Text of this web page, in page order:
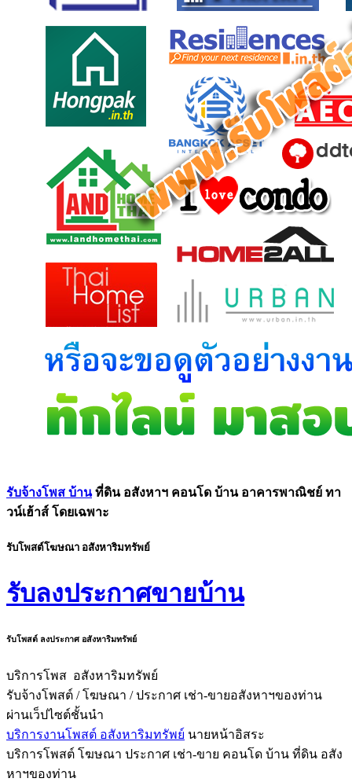
รับจ้างโพส บ้านที่ดิน อสังหาฯ คอนโด บ้าน อาคารพาณิชย์ ทา
วน์เฮ้าส์ โดยเฉพาะ
รับโพสต์โฆษณา อสังหาริมทรัพย์
รับลงประกาศขายบ้าน
รับโพสต์ ลงประกาศ อสังหาริมทรัพย์
บริการโพส อสังหาริมทรัพย์
รับจ้างโพสต์ / โฆษณา / ประกาศ เช่า-ขายอสังหาฯของท่าน
ผ่านเว็ปไซต์ชั้นนำ
บริการงานโพสต์ อสังหาริมทรัพย์ นายหน้าอิสระ
บริการโพสต์ โฆษณา ประกาศ เช่า-ขาย คอนโด บ้าน ที่ดิน อสัง
หาฯของท่าน